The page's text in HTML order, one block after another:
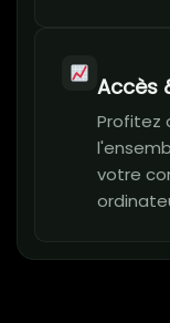
Accès
Profitez
votre